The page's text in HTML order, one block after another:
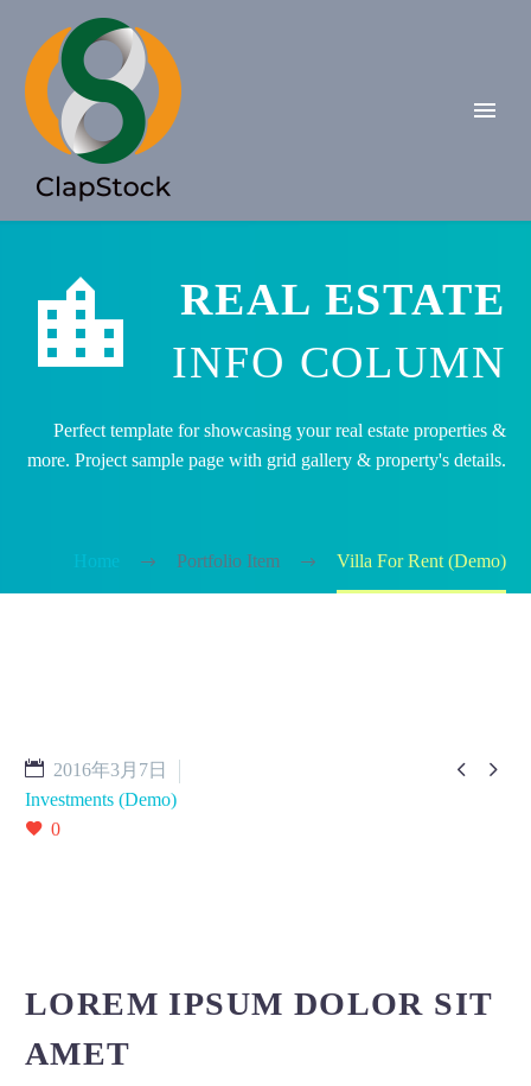


REAL ESTATE
INFO COLUMN
Perfect template for showcasing your real estate properties &
more. Project sample page with grid gallery & property's details.
Home Portfolio Item Villa For Rent (Demo)
 
2016年3月7日
Investments (Demo)
0
LOREM IPSUM DOLOR SIT
AMET